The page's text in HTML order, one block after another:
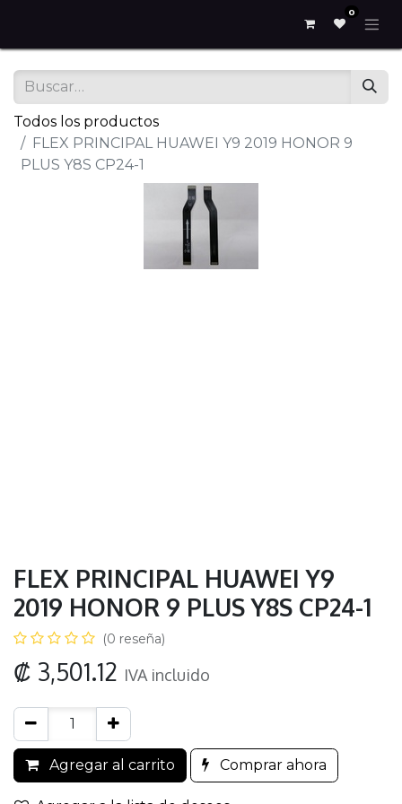
0
Todos los productos
FLEX PRINCIPAL HUAWEI Y9 2019 HONOR 9
PLUS Y8S CP24-1
FLEX PRINCIPAL HUAWEI Y9
2019 HONOR 9 PLUS Y8S CP24-1
(0 reseña)
₡ 3,501.12 IVA incluido
Agregar al carrito Comprar ahora